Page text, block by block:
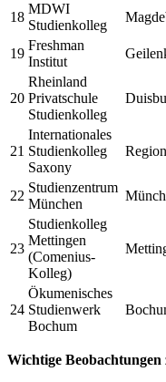
18
MDWI
Studienkolleg
19
Freshman
Institut
20
Rheinland
Privatschule
Studienkolleg
21
Internationales
Studienkolleg
Saxony
22
Studienzentrum
München
23
Studienkolleg
Mettingen
(Comenius-
Kolleg)
24
Ökumenisches
Studienwerk
Bochum
Wichtige